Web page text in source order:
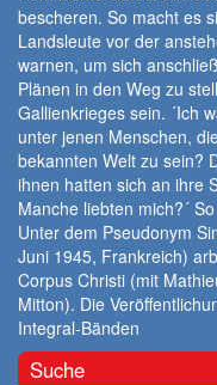
bescheren. So macht es
Landsleute vor der
warnen, um sich
Plänen in den Weg zu
Gallienkrieges sein. ´Ich
unter jenen Menschen,
bekannten Welt zu sein?
ihnen hatten sich an ihre
Manche liebten mich?´
Unter dem Pseudonym
Juni 1945, Frankreich)
Corpus Christi (mit
Mitton). Die
Integral-Bänden
Suche